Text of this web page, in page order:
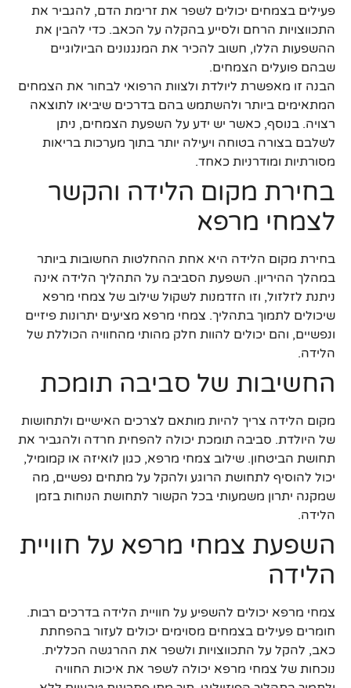
פעילים בצמחים יכולים לשפר את זרימת הדם, להגביר את
התכווצויות הרחם ולסייע בהקלה על הכאב. כדי להבין את
ההשפעות הללו, חשוב להכיר את המנגנונים הביולוגיים
שבהם פועלים הצמחים.
הבנה זו מאפשרת ליולדת ולצוות הרפואי לבחור את הצמחים
המתאימים ביותר ולהשתמש בהם בדרכים שיביאו לתוצאה
רצויה. בנוסף, כאשר יש ידע על השפעת הצמחים, ניתן
לשלבם בצורה בטוחה ויעילה יותר בתוך מערכות בריאות
מסורתיות ומודרניות כאחד.
בחירת מקום הלידה והקשר
לצמחי מרפא
בחירת מקום הלידה היא אחת ההחלטות החשובות ביותר
במהלך ההיריון. השפעת הסביבה על התהליך הלידה אינה
ניתנת לזלזול, וזו הזדמנות לשקול שילוב של צמחי מרפא
שיכולים לתמוך בתהליך. צמחי מרפא מציעים יתרונות פיזיים
ונפשיים, והם יכולים להוות חלק מהותי מהחוויה הכוללת של
הלידה.
החשיבות של סביבה תומכת
מקום הלידה צריך להיות מותאם לצרכים האישיים ולתחושות
של היולדת. סביבה תומכת יכולה להפחית חרדה ולהגביר את
תחושת הביטחון. שילוב צמחי מרפא, כגון לואיזה או קמומיל,
יכול להוסיף לתחושת הרוגע ולהקל על מתחים נפשיים, מה
שמקנה יתרון משמעותי בכל הקשור לתחושת הנוחות בזמן
הלידה.
השפעת צמחי מרפא על חוויית
הלידה
צמחי מרפא יכולים להשפיע על חוויית הלידה בדרכים רבות.
חומרים פעילים בצמחים מסוימים יכולים לעזור בהפחתת
כאב, להקל על התכווצויות ולשפר את ההרגשה הכללית.
נוכחות של צמחי מרפא יכולה לשפר את איכות החוויה